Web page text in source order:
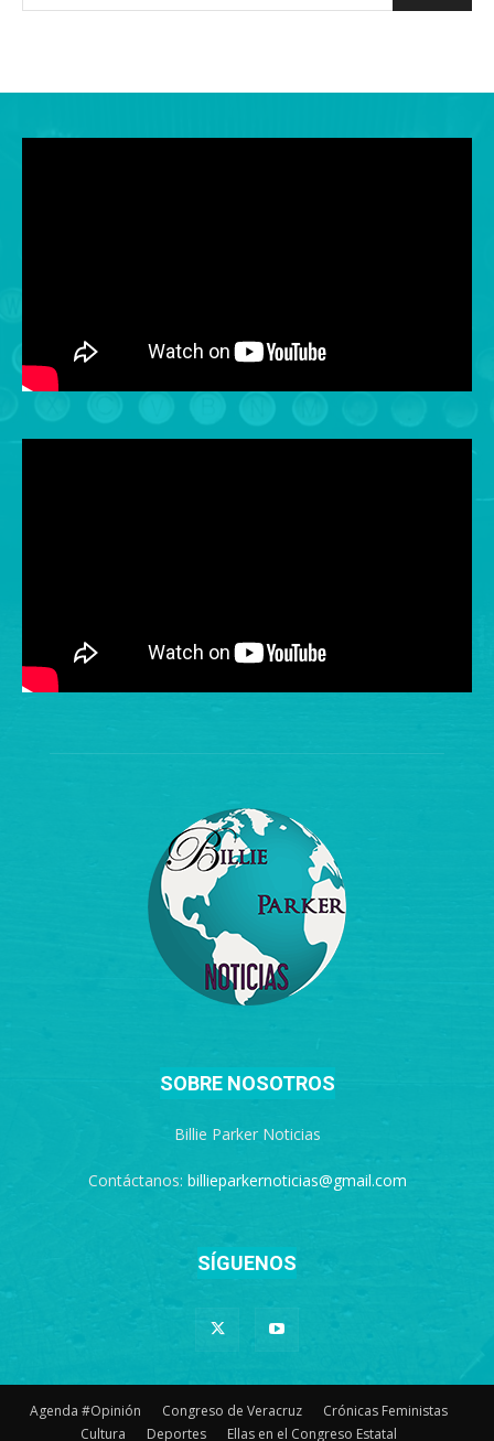
SOBRE NOSOTROS
Billie Parker Noticias
Contáctanos: billieparkernoticias@gmail.com
SÍGUENOS
Agenda #Opinión Congreso de Veracruz
Crónicas Feministas
Cultura
Deportes Ellas en el Congreso Estatal